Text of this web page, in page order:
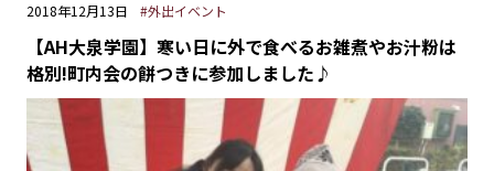
2018年12月13日 #外出イベント
【AH大泉学園】寒い日に外で食べるお雑煮やお汁粉は
格別!町内会の餅つきに参加しました♪